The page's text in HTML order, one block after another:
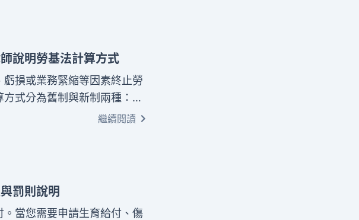
說明勞基法計算方式
損或業務緊縮等因素終止勞
式分為舊制與新制兩種：舊
每年給付半個月工資，最高
繼續閱讀
罰則說明
當您需要申請生育給付、傷